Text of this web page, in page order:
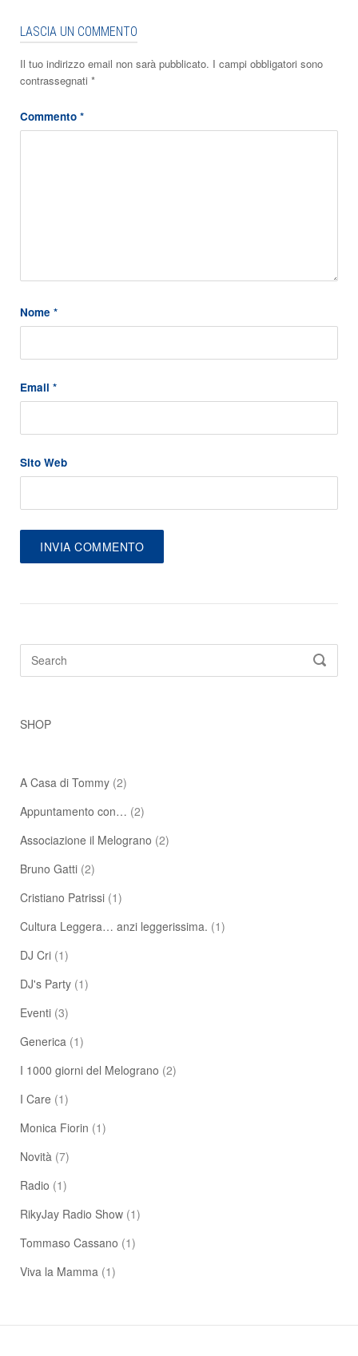
LASCIA UN COMMENTO
Il tuo indirizzo email non sarà pubblicato. I campi obbligatori sono
contrassegnati *
Commento *
Nome *
Email *
Sito Web
Search
SHOP
A Casa di Tommy (2)
Appuntamento con… (2)
Associazione il Melograno (2)
Bruno Gatti (2)
Cristiano Patrissi (1)
Cultura Leggera… anzi leggerissima. (1)
DJ Cri (1)
DJ's Party (1)
Eventi (3)
Generica (1)
I 1000 giorni del Melograno (2)
I Care (1)
Monica Fiorin (1)
Novità (7)
Radio (1)
RikyJay Radio Show (1)
Tommaso Cassano (1)
Viva la Mamma (1)